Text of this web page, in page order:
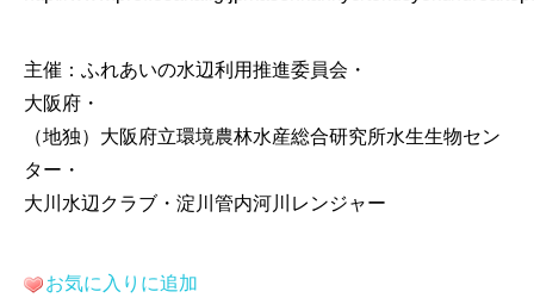
主催：ふれあいの水辺利用推進委員会・
大阪府・
（地独） 大阪府立環境農林水産総合研究所水生生物セン
ター・
大川水辺クラブ・淀川管内河川レンジャー
お気に入りに追加